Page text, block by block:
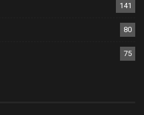
141
80
75